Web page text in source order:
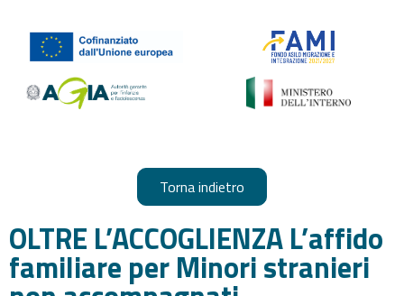
Torna indietro
OLTRE L’ACCOGLIENZA L’affido
familiare per Minori stranieri